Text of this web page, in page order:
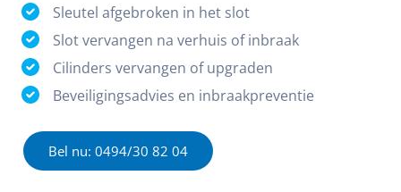
Sleutel afgebroken in het slot
Slot vervangen na verhuis of inbraak
Cilinders vervangen of upgraden
Beveiligingsadvies en inbraakpreventie
Bel nu: 0494/30 82 04